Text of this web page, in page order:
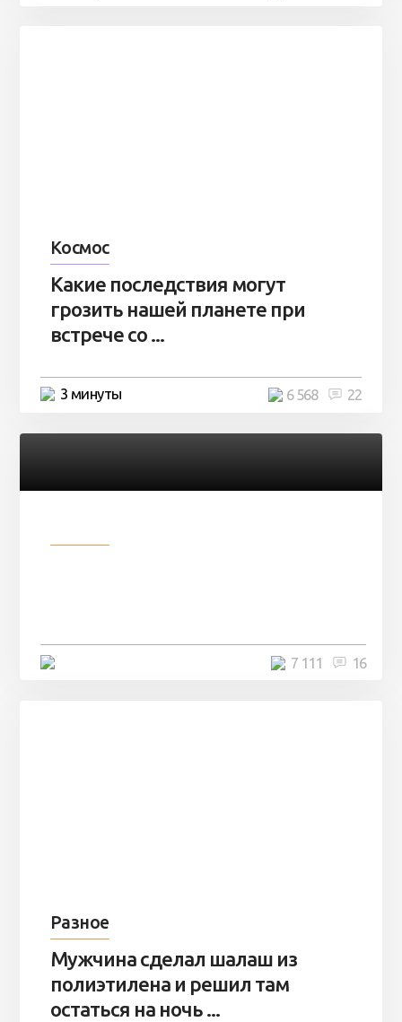
Космос
Какие последствия могут
грозить нашей планете при
встрече со ...
3 минуты 22
6 568
16
7 111
Разное
Мужчина сделал шалаш из
полиэтилена и решил там
остаться на ночь ...